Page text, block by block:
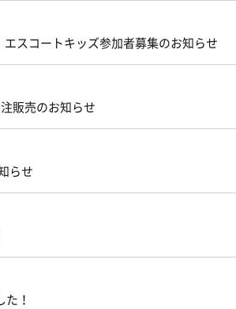
スコートキッズ参加者募集のお知らせ
販売のお知らせ
らせ
！